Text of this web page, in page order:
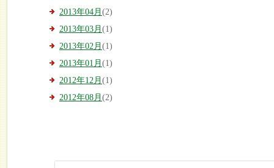
2013年04月 (2)
2013年03月 (1)
2013年02月 (1)
2013年01月 (1)
2012年12月 (1)
2012年08月 (2)